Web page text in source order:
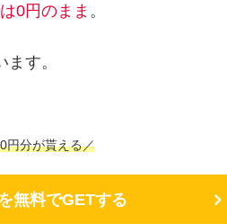
0円のまま 。
す。
円分が貰える／
無料でGETする